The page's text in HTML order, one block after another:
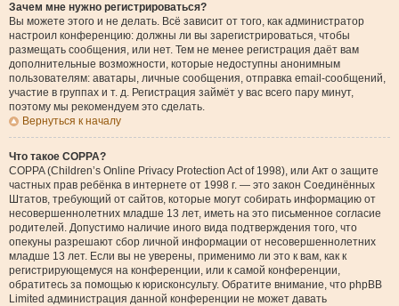
Зачем мне нужно регистрироваться?
Вы можете этого и не делать. Всё зависит от того, как администратор
настроил конференцию: должны ли вы зарегистрироваться, чтобы
размещать сообщения, или нет. Тем не менее регистрация даёт вам
дополнительные возможности, которые недоступны анонимным
пользователям: аватары, личные сообщения, отправка email-сообщений,
участие в группах и т. д. Регистрация займёт у вас всего пару минут,
поэтому мы рекомендуем это сделать.
Вернуться к началу
Что такое COPPA?
COPPA (Children’s Online Privacy Protection Act of 1998), или Акт о защите
частных прав ребёнка в интернете от 1998 г. — это закон Соединённых
Штатов, требующий от сайтов, которые могут собирать информацию от
несовершеннолетних младше 13 лет, иметь на это письменное согласие
родителей. Допустимо наличие иного вида подтверждения того, что
опекуны разрешают сбор личной информации от несовершеннолетних
младше 13 лет. Если вы не уверены, применимо ли это к вам, как к
регистрирующемуся на конференции, или к самой конференции,
обратитесь за помощью к юрисконсульту. Обратите внимание, что phpBB
Limited администрация данной конференции не может давать